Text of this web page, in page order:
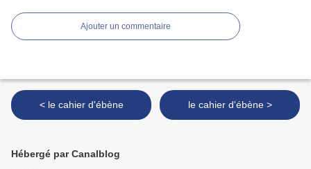
Ajouter un commentaire
< le cahier d'ébène le cahier d'ébène >
Hébergé par Canalblog